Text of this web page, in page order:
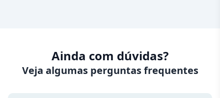
Ainda com dúvidas?
Veja algumas perguntas frequentes